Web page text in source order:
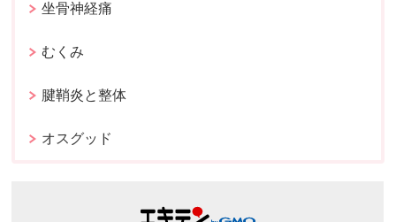
坐骨神経痛
むくみ
腱鞘炎と整体
オスグッド